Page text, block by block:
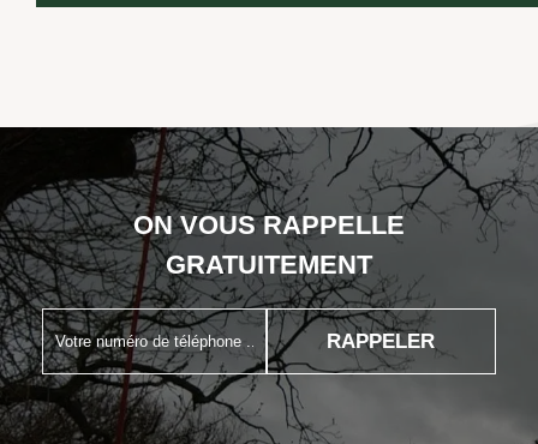
ON VOUS RAPPELLE
GRATUITEMENT